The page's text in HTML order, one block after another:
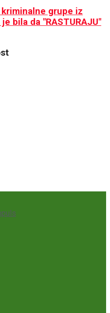
grupe iz
bila da "RASTURAJU"